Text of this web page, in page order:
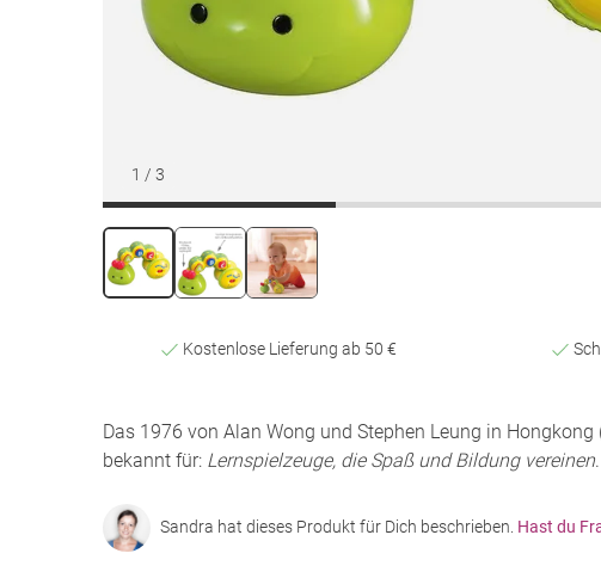
1 / 3
Kostenlose Lieferung ab 50 €
Das 1976 von Alan Wong und Stephen Leung in
bekannt für: Lernspielzeuge, die Spaß und Bildung vereinen.
Sandra hat dieses Produkt für Dich beschrieben. Hast du